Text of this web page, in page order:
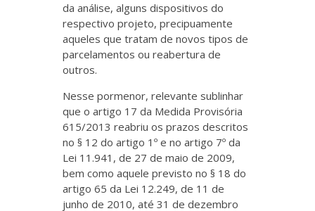
da análise, alguns dispositivos do
respectivo projeto, precipuamente
aqueles que tratam de novos tipos de
parcelamentos ou reabertura de
outros.
Nesse pormenor, relevante sublinhar
que o artigo 17 da Medida Provisória
615/2013 reabriu os prazos descritos
no § 12 do artigo 1º e no artigo 7º da
Lei 11.941, de 27 de maio de 2009,
bem como aquele previsto no § 18 do
artigo 65 da Lei 12.249, de 11 de
junho de 2010, até 31 de dezembro